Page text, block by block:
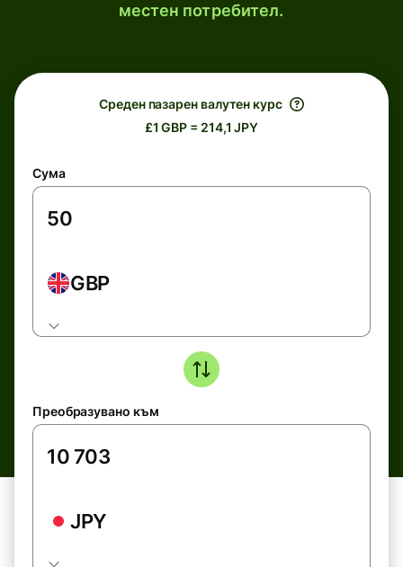
местен потребител.
Среден пазарен валутен курс
£1 GBP = 214,1 JPY
Сума
GBP
Преобразувано към
JPY